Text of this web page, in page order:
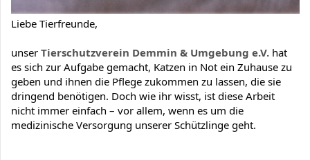
Liebe Tierfreunde,
unser Tierschutzverein Demmin & Umgebung e.V. hat
es sich zur Aufgabe gemacht, Katzen in Not ein Zuhause zu
geben und ihnen die Pflege zukommen zu lassen, die sie
dringend benötigen. Doch wie ihr wisst, ist diese Arbeit
nicht immer einfach – vor allem, wenn es um die
medizinische Versorgung unserer Schützlinge geht.